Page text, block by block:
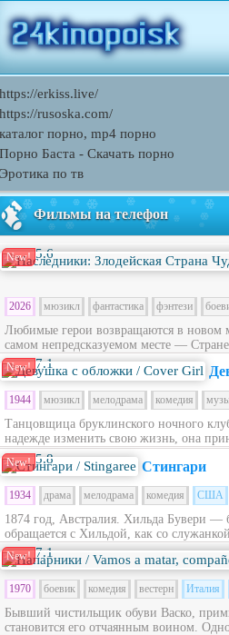
https://erkiss.live/
https://rusoska.com/
каталог порно, mp4 порно
Порно Баcта - Скачать порно
Эротика по тв
Фильмы на телефон
New! 5.6
2026 мюзикл фантастика фэнтези
Любимые герои возвращаются в новом
самом непредсказуемом месте —
New! 7.1
1944 мюзикл мелодрама комедия
Танцовщица бруклинского ночного
надежде изменить свою жизнь, она
New! 5.8 Стингари
1934 драма мелодрама комедия США
1874 год, Австралия. Хильда Бувери —
обращается с Хильдой, как со
New! 7.1
1970 боевик комедия вестерн Италия
Бывший чистильщик обуви Васко,
становится его отчаянным воином.